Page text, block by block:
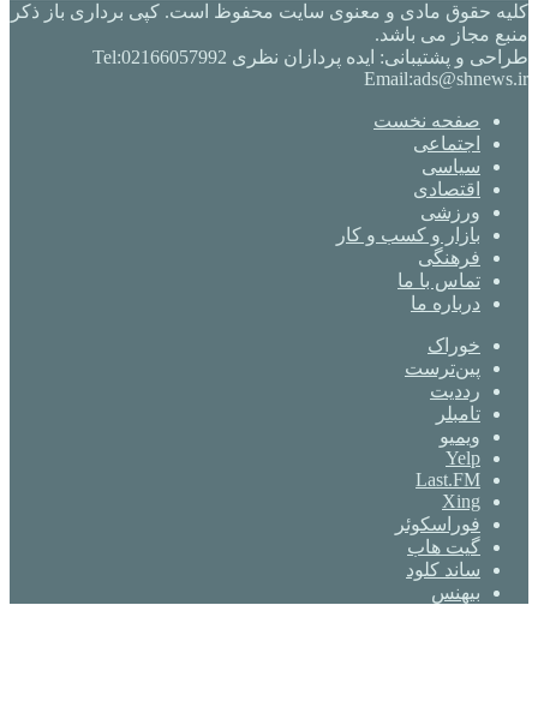
کلیه حقوق مادی و معنوی سایت محفوظ است. کپی برداری باز ذکر
منبع مجاز می باشد.
طراحی و پشتیبانی: ایده پردازان نظری Tel:02166057992
Email:ads@shnews.ir
صفحه نخست
اجتماعی
سیاسی
اقتصادی
ورزشی
بازار و کسب و کار
فرهنگی
تماس با ما
درباره ما
خوراک
‫پین‌ترست
‫رددیت
‫تامبلر
ویمیو
Yelp
Last.FM
Xing
فوراسکوئر
گیت ‌هاب
ساند کلود
بیهنس